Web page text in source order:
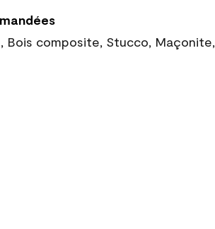
Bois composite, Stucco, Maçonite,